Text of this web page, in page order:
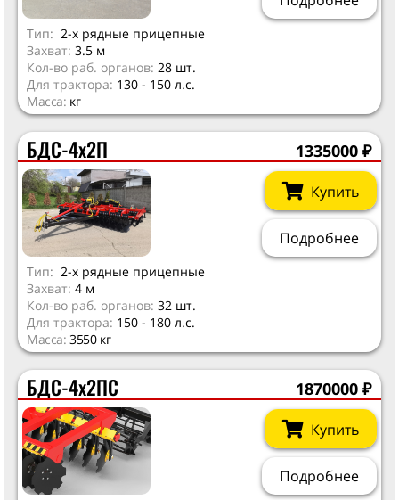
Тип: 2-х рядные прицепные
Захват: 3.5 м
Кол-во раб. органов: 28 шт.
Для трактора: 130 - 150 л.с.
Масса: кг
БДС-4х2П 1335000 ₽
Купить
Подробнее
Тип: 2-х рядные прицепные
Захват: 4 м
Кол-во раб. органов: 32 шт.
Для трактора: 150 - 180 л.с.
Масса: 3550 кг
БДС-4х2ПС 1870000 ₽
Купить
Подробнее